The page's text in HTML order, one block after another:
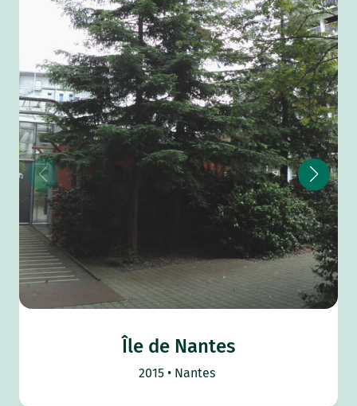
Île de Nantes
2015 Nantes